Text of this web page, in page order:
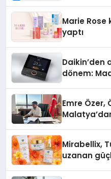
Marie
yaptı
Daikin’den
dönem:
Emre Özer,
Mirabellix,
uzanan